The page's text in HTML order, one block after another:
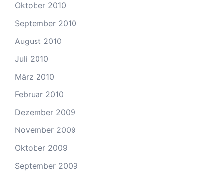
Oktober 2010
September 2010
August 2010
Juli 2010
März 2010
Februar 2010
Dezember 2009
November 2009
Oktober 2009
September 2009